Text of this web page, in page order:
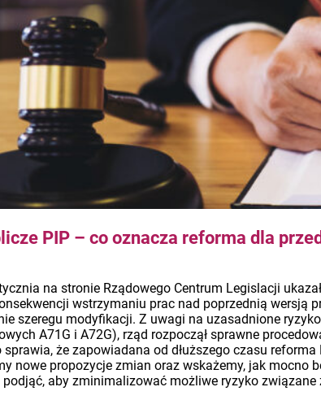
PIP – co oznacza reforma dla
na stronie Rządowego Centrum Legislacji
wstrzymaniu prac nad poprzednią wersją
szeregu modyfikacji. Z uwagi na uzasadnione
A71G i A72G), rząd rozpoczął sprawne
sprawia, że zapowiadana od dłuższego czasu
nowe propozycje zmian oraz wskażemy, jak mocno
podjąć, aby zminimalizować możliwe ryzyko